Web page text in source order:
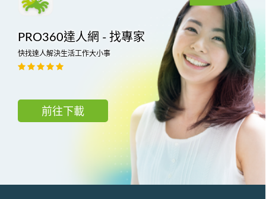
PRO360達人網 - 找專家
快找達人解決生活工作大小事
前往下載